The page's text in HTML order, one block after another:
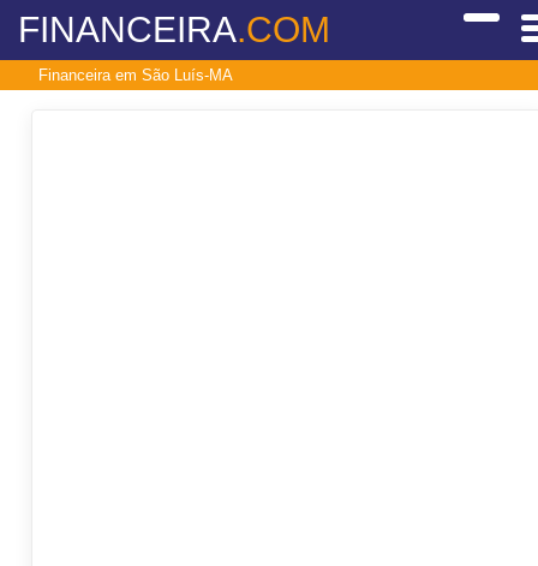
FINANCEIRA.COM
Financeira em São Luís-MA